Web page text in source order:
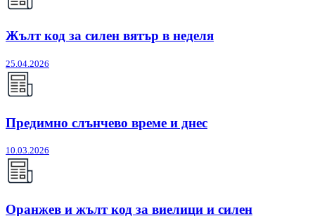
Жълт код за силен вятър в неделя
25.04.2026
Предимно слънчево време и днес
10.03.2026
Оранжев и жълт код за виелици и силен